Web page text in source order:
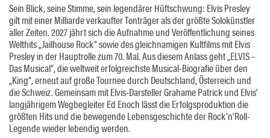
Sein Blick, seine Stimme, sein legendärer Hüftschwung: Elvis Presley
gilt mit einer Milliarde verkaufter Tonträger als der größte Solokünstler
aller Zeiten. 2027 jährt sich die Aufnahme und Veröffentlichung seines
Welthits „Jailhouse Rock“ sowie des gleichnamigen Kultfilms mit Elvis
Presley in der Hauptrolle zum 70. Mal. Aus diesem Anlass geht „ELVIS –
Das Musical“, die weltweit erfolgreichste Musical-Biografie über den
„King“, erneut auf große Tournee durch Deutschland, Österreich und
die Schweiz. Gemeinsam mit Elvis-Darsteller Grahame Patrick und Elvis’
langjährigem Wegbegleiter Ed Enoch lässt die Erfolgsproduktion die
größten Hits und die bewegende Lebensgeschichte der Rock’n’Roll-
Legende wieder lebendig werden.